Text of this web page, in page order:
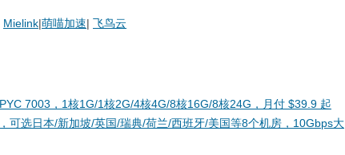
Mielink|萌喵加速| 飞鸟云
7003，1核1G/1核2G/4核4G/8核16G/8核24G，月付 $39.9 起
可选日本/新加坡/英国/瑞典/荷兰/西班牙/美国等8个机房，10Gbps大